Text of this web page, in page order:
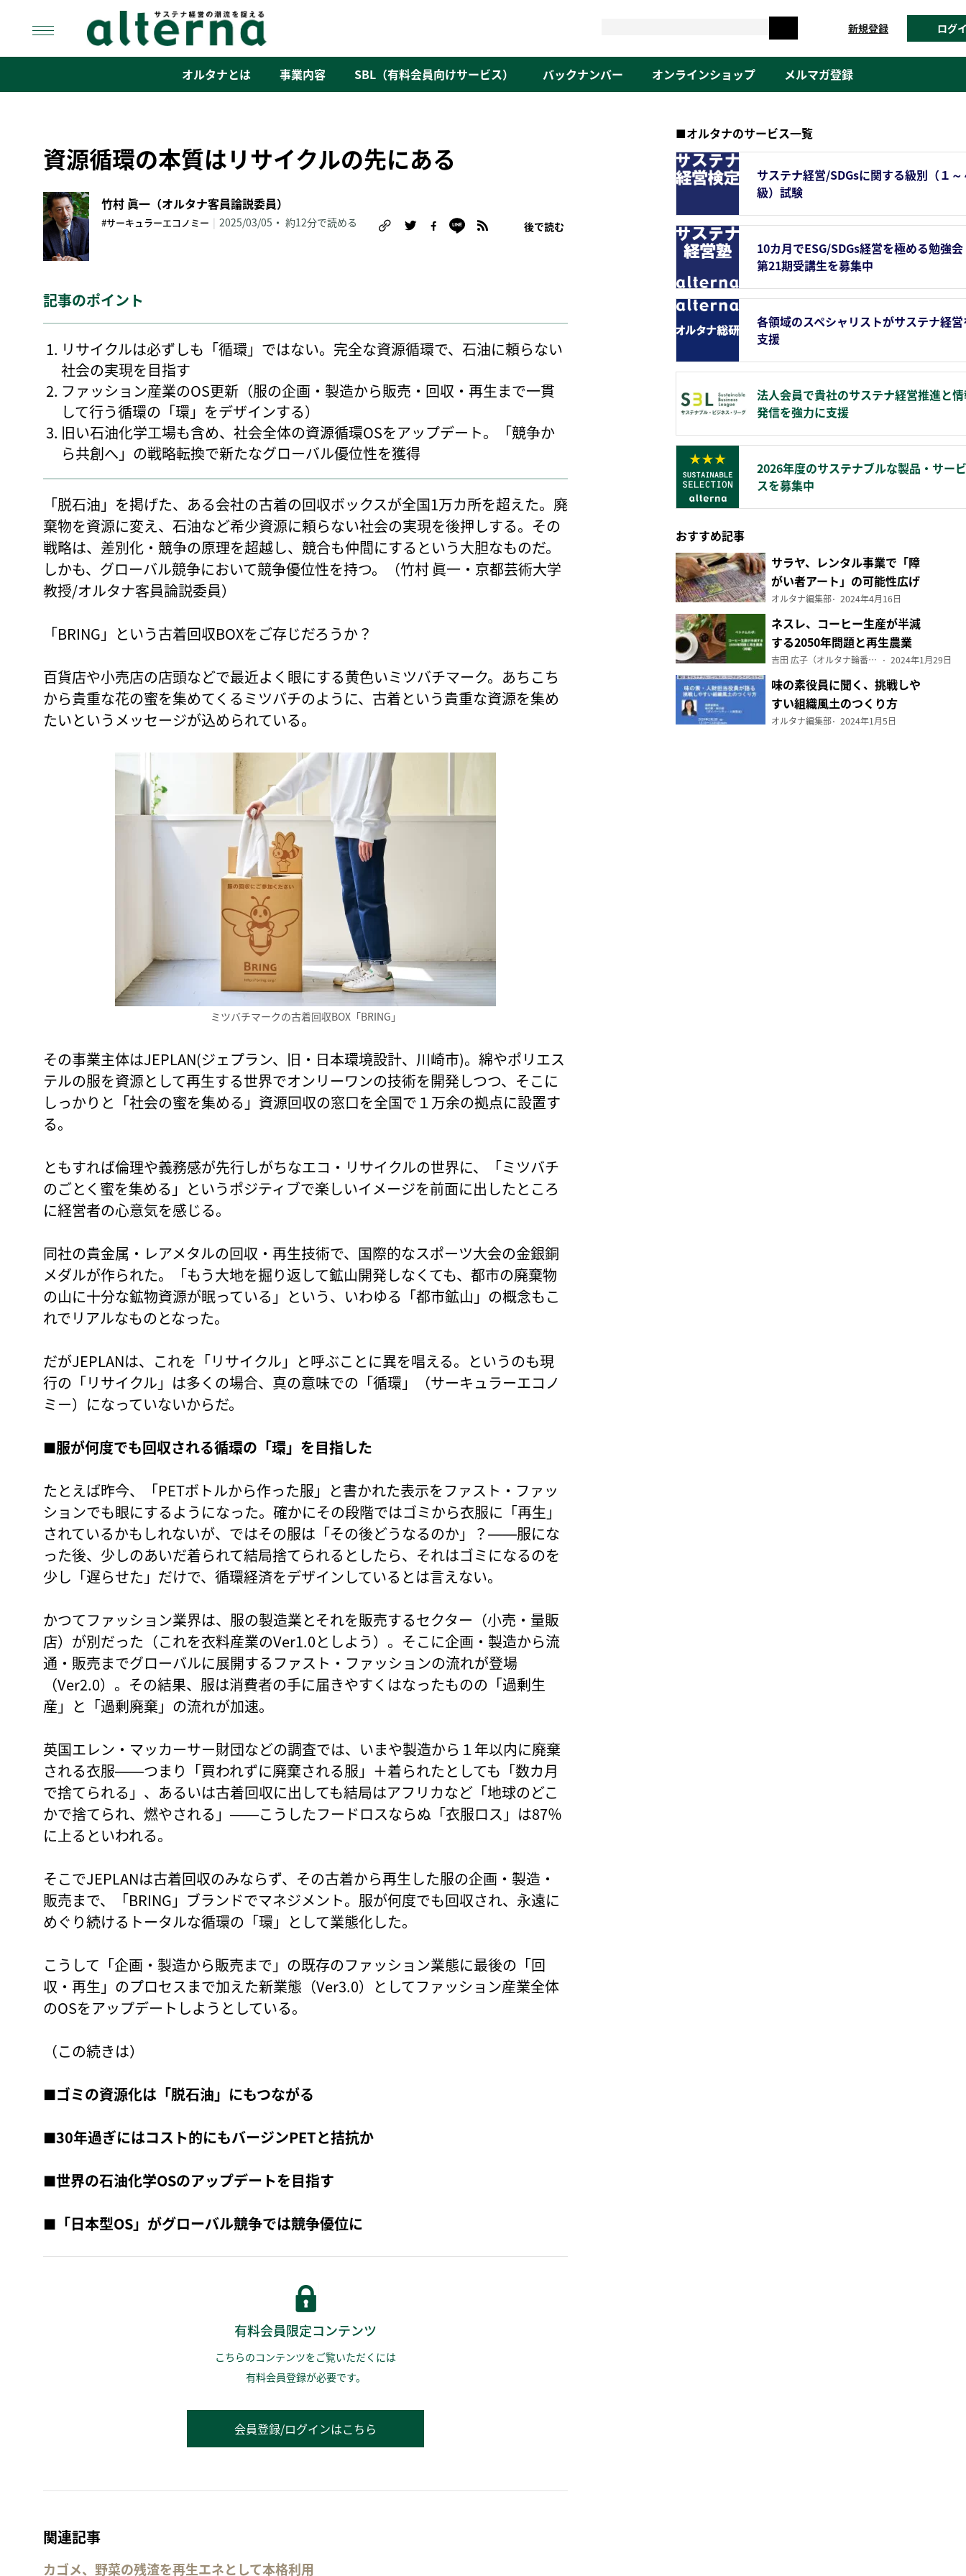
content
新規登録 ログ
オルタナとは 事業内容 SBL（有料会員向けサービス） バックナンバー オンラインショップ メルマガ登録
資源循環の本質はリサイクルの先にある
竹村 眞一（オルタナ客員論説委員）
#サーキュラーエコノミー | 2025/03/05 約12分で読める 後で読む
記事のポイント
リサイクルは必ずしも「循環」ではない。完全な資源循環で、石油に頼らない
社会の実現を目指す
ファッション産業のOS更新（服の企画・製造から販売・回収・再生まで一貫
して行う循環の「環」をデザインする）
旧い石油化学工場も含め、社会全体の資源循環OSをアップデート。「競争か
ら共創へ」の戦略転換で新たなグローバル優位性を獲得
「脱石油」を掲げた、ある会社の古着の回収ボックスが全国1万カ所を超えた。廃
棄物を資源に変え、石油など希少資源に頼らない社会の実現を後押しする。その
戦略は、差別化・競争の原理を超越し、競合も仲間にするという大胆なものだ。
しかも、グローバル競争において競争優位性を持つ。（竹村 眞一・京都芸術大学
教授/オルタナ客員論説委員）
「BRING」という古着回収BOXをご存じだろうか？
百貨店や小売店の店頭などで最近よく眼にする黄色いミツバチマーク。あちこち
から貴重な花の蜜を集めてくるミツバチのように、古着という貴重な資源を集め
たいというメッセージが込められている。
ミツバチマークの古着回収BOX「BRING」
その事業主体はJEPLAN(ジェプラン、旧・日本環境設計、川崎市)。綿やポリエス
テルの服を資源として再生する世界でオンリーワンの技術を開発しつつ、そこに
しっかりと「社会の蜜を集める」資源回収の窓口を全国で１万余の拠点に設置す
る。
ともすれば倫理や義務感が先行しがちなエコ・リサイクルの世界に、「ミツバチ
のごとく蜜を集める」というポジティブで楽しいイメージを前面に出したところ
に経営者の心意気を感じる。
同社の貴金属・レアメタルの回収・再生技術で、国際的なスポーツ大会の金銀銅
メダルが作られた。「もう大地を掘り返して鉱山開発しなくても、都市の廃棄物
の山に十分な鉱物資源が眠っている」という、いわゆる「都市鉱山」の概念もこ
れでリアルなものとなった。
だがJEPLANは、これを「リサイクル」と呼ぶことに異を唱える。というのも現
行の「リサイクル」は多くの場合、真の意味での「循環」（サーキュラーエコノ
ミー）になっていないからだ。
■服が何度でも回収される循環の「環」を目指した
たとえば昨今、「PETボトルから作った服」と書かれた表示をファスト・ファッ
ションでも眼にするようになった。確かにその段階ではゴミから衣服に「再生」
されているかもしれないが、ではその服は「その後どうなるのか」？――服にな
った後、少しのあいだ着られて結局捨てられるとしたら、それはゴミになるのを
少し「遅らせた」だけで、循環経済をデザインしているとは言えない。
かつてファッション業界は、服の製造業とそれを販売するセクター（小売・量販
店）が別だった（これを衣料産業のVer1.0としよう）。そこに企画・製造から流
通・販売までグローバルに展開するファスト・ファッションの流れが登場
（Ver2.0）。その結果、服は消費者の手に届きやすくはなったものの「過剰生
産」と「過剰廃棄」の流れが加速。
英国エレン・マッカーサー財団などの調査では、いまや製造から１年以内に廃棄
される衣服――つまり「買われずに廃棄される服」＋着られたとしても「数カ月
で捨てられる」、あるいは古着回収に出しても結局はアフリカなど「地球のどこ
かで捨てられ、燃やされる」――こうしたフードロスならぬ「衣服ロス」は87％
に上るといわれる。
そこでJEPLANは古着回収のみならず、その古着から再生した服の企画・製造・
販売まで、「BRING」ブランドでマネジメント。服が何度でも回収され、永遠に
めぐり続けるトータルな循環の「環」として業態化した。
こうして「企画・製造から販売まで」の既存のファッション業態に最後の「回
収・再生」のプロセスまで加えた新業態（Ver3.0）としてファッション産業全体
のOSをアップデートしようとしている。
（この続きは）
■ゴミの資源化は「脱石油」にもつながる
■30年過ぎにはコスト的にもバージンPETと拮抗か
■世界の石油化学OSのアップデートを目指す
■「日本型OS」がグローバル競争では競争優位に
有料会員限定コンテンツ
こちらのコンテンツをご覧いただくには
有料会員登録が必要です。
会員登録/ログインはこちら
関連記事
カゴメ、野菜の残渣を再生エネとして本格利用
■オルタナのサービス一覧
サステナ経営/SDGsに関する級別（１～
級）試験
10カ月でESG/SDGs経営を極める勉強
第21期受講生を募集中
各領域のスペシャリストがサステナ経
支援
法人会員で貴社のサステナ経営推進と
発信を強力に支援
2026年度のサステナブルな製品・サービ
スを募集中
おすすめ記事
サラヤ、レンタル事業で「障
がい者アート」の可能性広げ
る
オルタナ編集部 2024年4月16日
ネスレ、コーヒー生産が半減
する2050年問題と再生農業
（前編）
吉田 広子（オルタナ輪番編集長） 2024年1月29日
味の素役員に聞く、挑戦しや
すい組織風土のつくり方
オルタナ編集部 2024年1月5日